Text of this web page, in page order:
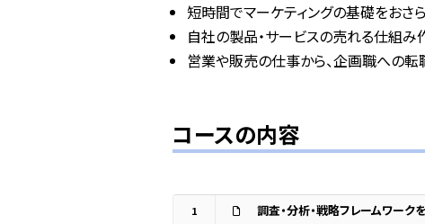
短時間でマーケティングの基礎をおさ
自社の製品・サービスの売れる仕組み
営業や販売の仕事から、企画職への転
コースの内容
1
調査・分析・戦略フレームワー